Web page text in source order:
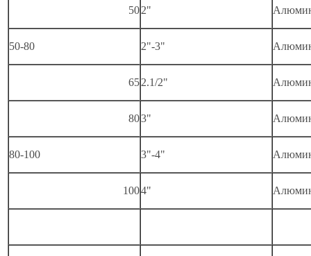
502"
50-80 2"-3"
652.1/2"
803"
80-100 3"-4"
1004"